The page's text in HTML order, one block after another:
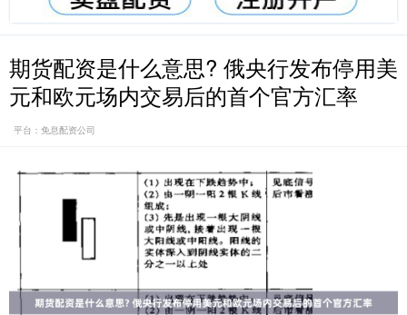
期货配资是什么意思? 俄央行发布停用美
元和欧元场内交易后的首个官方汇率
平台：免息配资公司